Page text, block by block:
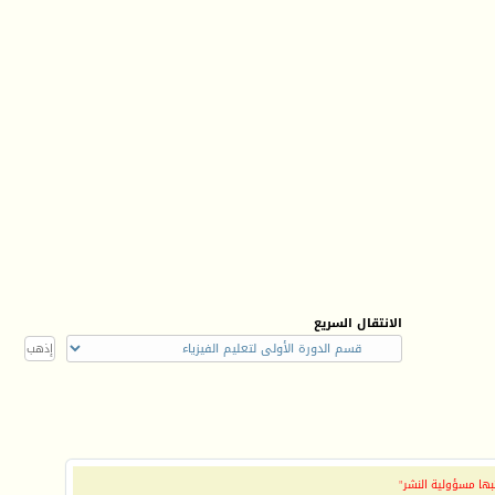
الانتقال السريع
مسؤولية النشر"